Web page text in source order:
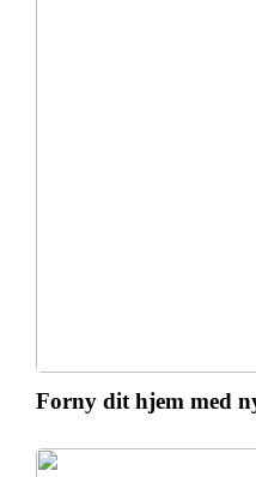
Forny dit hjem med